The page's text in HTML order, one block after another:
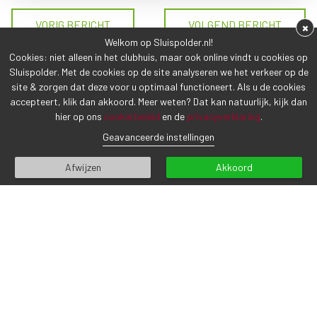
VORIG BERICHT VOLGEND BERICHT
CONTACTGEGEVENS
1817 BM Alkmaar
Tel (072) 5 111 555
Welkom op Sluispolder.nl!
Cookies: niet alleen in het clubhuis, maar ook online vindt u cookies op
Sluispolder. Met de cookies op de site analyseren we het verkeer op de
site & zorgen dat deze voor u optimaal functioneert. Als u de cookies
accepteert, klik dan akkoord. Meer weten? Dat kan natuurlijk, kijk dan
hier op ons cookie beleid en de privacyverklaring.
Geavanceerde instellingen
Afwijzen Akkoord
×